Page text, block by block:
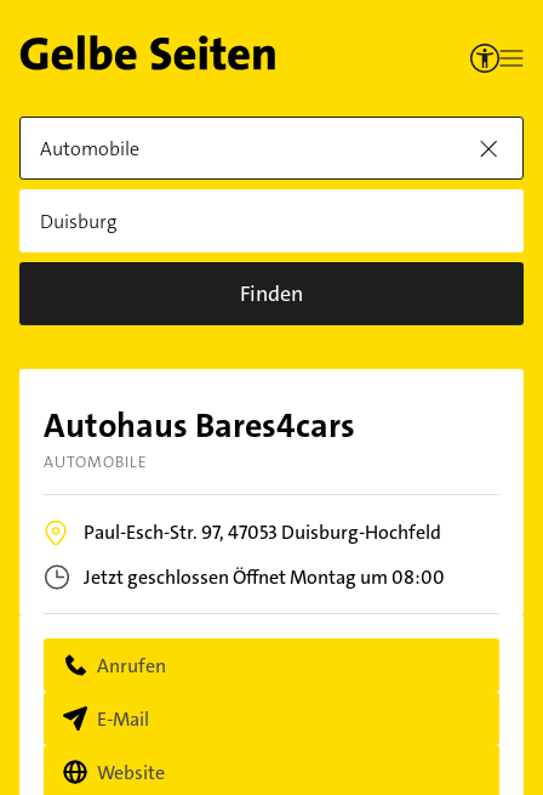
Finden
Autohaus Bares4cars
AUTOMOBILE
Paul-Esch-Str. 97,47053 Duisburg-Hochfeld
Jetzt geschlossenÖffnet Montag um 08:00
Anrufen
E-Mail
Website